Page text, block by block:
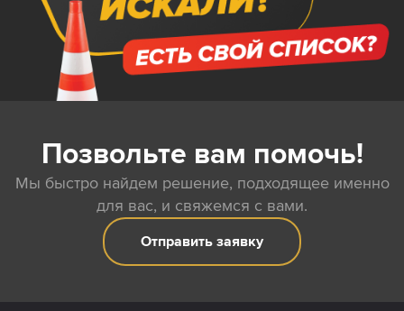
Позвольте вам помочь!
Мы быстро найдем решение, подходящее именно
для вас, и свяжемся с вами.
Отправить заявку